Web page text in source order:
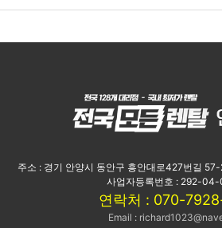
주소 : 경기 안양시 동안구 흥안대로427번길
사업자등록번호 : 292-
연락처 : 070-
Email :